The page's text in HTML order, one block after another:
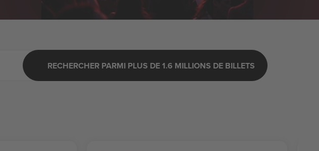
RECHERCHER PARMI PLUS DE 1.6 MILLIONS DE BILLETS